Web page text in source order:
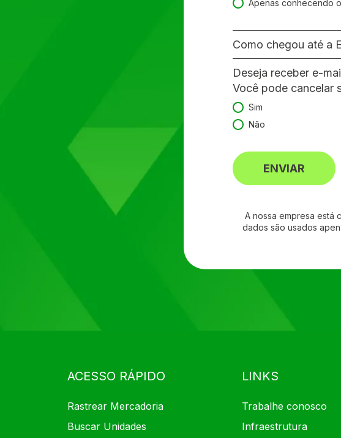
Apenas conhecendo
Como chegou até a
Deseja receber e-
Você pode cancelar
Sim
Não
ENVIAR
A nossa empresa está
dados são usados
ACESSO RÁPIDO
Rastrear Mercadoria
Buscar Unidades
LINKS
Trabalhe conosco
Infraestrutura